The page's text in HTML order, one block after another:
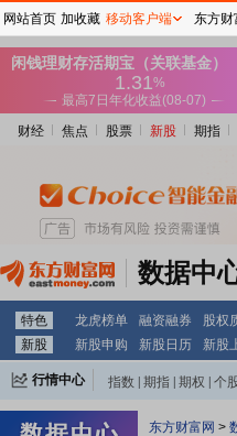
财经 焦点 股票 新股 期指
数据中
特色 龙虎榜单 融资融券 股权
新股
新股申购 新股日历 新股
行情中心 指数 期指 期权 个
东方财富网 >
网站首页 加收藏 移动客户端 东方财